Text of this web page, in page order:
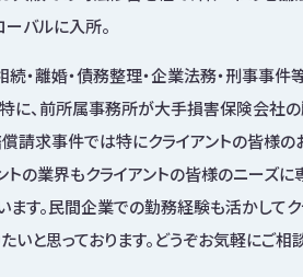
バルに入所。
続・離婚・債務整理・企業法務・刑事事
特に、前所属事務所が大手損害保険会社
請求事件では特にクライアントの皆様の
トの業界もクライアントの皆様のニーズ
ます。民間企業での勤務経験も活かして
と思っております。どうぞお気軽にご相